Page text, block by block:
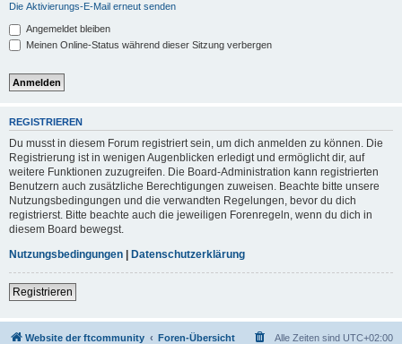
Die Aktivierungs-E-Mail erneut senden
Angemeldet bleiben
Meinen Online-Status während dieser Sitzung verbergen
REGISTRIEREN
Du musst in diesem Forum registriert sein, um dich anmelden zu können. Die
Registrierung ist in wenigen Augenblicken erledigt und ermöglicht dir, auf
weitere Funktionen zuzugreifen. Die Board-Administration kann registrierten
Benutzern auch zusätzliche Berechtigungen zuweisen. Beachte bitte unsere
Nutzungsbedingungen und die verwandten Regelungen, bevor du dich
registrierst. Bitte beachte auch die jeweiligen Forenregeln, wenn du dich in
diesem Board bewegst.
Nutzungsbedingungen | Datenschutzerklärung
Registrieren
Website der ftcommunity Foren-Übersicht Alle Zeiten sind UTC+02:00